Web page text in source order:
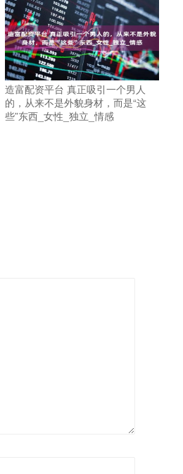
造富配资平台 真正吸引一个男人
的，从来不是外貌身材，而是“这
些”东西_女性_独立_情感